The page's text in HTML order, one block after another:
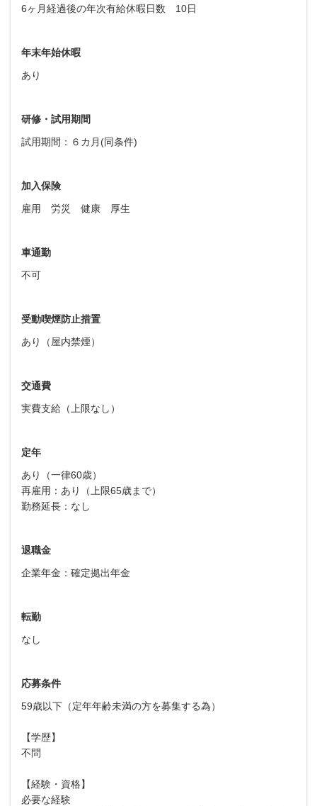
6ヶ月経過後の年次有給休暇日数 10日
年末年始休暇
あり
研修・試用期間
試用期間：６カ月(同条件)
加入保険
雇用 労災 健康 厚生
車通勤
不可
受動喫煙防止措置
あり（屋内禁煙）
交通費
実費支給（上限なし）
定年
あり（一律60歳）
再雇用：あり（上限65歳まで）
勤務延長：なし
退職金
企業年金：確定拠出年金
転勤
なし
応募条件
59歳以下（定年年齢未満の方を募集する為）
【学歴】
不問
【経験・資格】
必要な経験